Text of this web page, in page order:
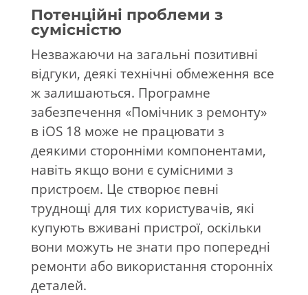
Потенційні проблеми з
сумісністю
Незважаючи на загальні позитивні
відгуки, деякі технічні обмеження все
ж залишаються. Програмне
забезпечення «Помічник з ремонту»
в iOS 18 може не працювати з
деякими сторонніми компонентами,
навіть якщо вони є сумісними з
пристроєм. Це створює певні
труднощі для тих користувачів, які
купують вживані пристрої, оскільки
вони можуть не знати про попередні
ремонти або використання сторонніх
деталей.